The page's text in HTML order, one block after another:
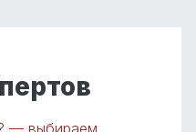
— выбираем